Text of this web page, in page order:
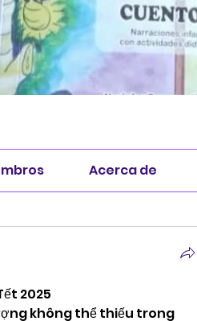
Acerca de
2025
không thể thiếu trong